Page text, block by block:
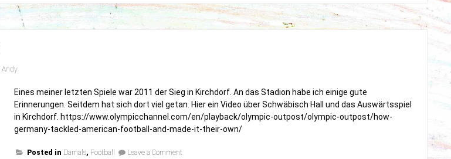
Dein
Lieblingsbuch
weißt
wie
Dein
Lieblingsbuch
Andy
Eines meiner letzten Spiele war 2011 der Sieg in Kirchdorf. An das Stadion habe ich einige gute
Erinnerungen. Seitdem hat sich dort viel getan. Hier ein Video über Schwäbisch Hall und das Auswärtsspiel
in Kirchdorf. https://www.olympicchannel.com/en/playback/olympic-outpost/olympic-outpost/how-
germany-tackled-american-football-and-made-it-their-own/
Posted in Damals, Football Leave a Commenton